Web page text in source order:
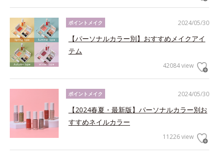
2024/05/30
ポイントメイク
【パーソナルカラー別】おすすめメイクアイ
テム
42084 view
2024/05/30
ポイントメイク
【2024春夏・最新版】パーソナルカラー別お
すすめネイルカラー
11226 view